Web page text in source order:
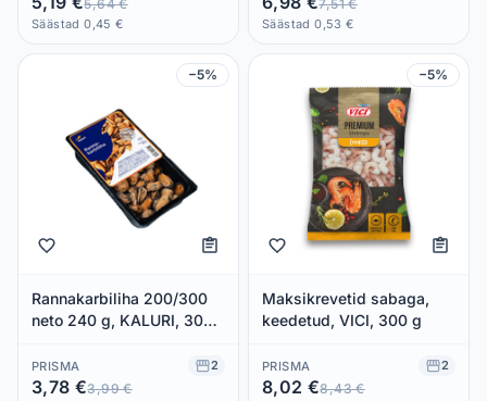
5,64 €
Säästad 0,45 €
7,51 €
Säästad 0,53 €
−5%
Rannakarbiliha 200/300
neto 240 g, KALURI, 300
PRISMA 2
3,78 €3,99 €
−5%
Maksikrevetid sabaga,
keedetud, VICI, 300 g
PRISMA 2
8,02 €8,43 €